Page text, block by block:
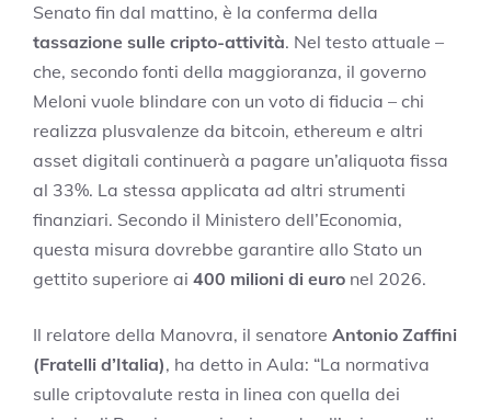
Senato fin dal mattino, è la conferma della
tassazione sulle cripto-attività. Nel testo attuale –
che, secondo fonti della maggioranza, il governo
Meloni vuole blindare con un voto di fiducia – chi
realizza plusvalenze da bitcoin, ethereum e altri
asset digitali continuerà a pagare un’aliquota fissa
al 33%. La stessa applicata ad altri strumenti
finanziari. Secondo il Ministero dell’Economia,
questa misura dovrebbe garantire allo Stato un
gettito superiore ai 400 milioni di euro nel 2026.
Il relatore della Manovra, il senatore Antonio Zaffini
(Fratelli d’Italia), ha detto in Aula: “La normativa
sulle criptovalute resta in linea con quella dei